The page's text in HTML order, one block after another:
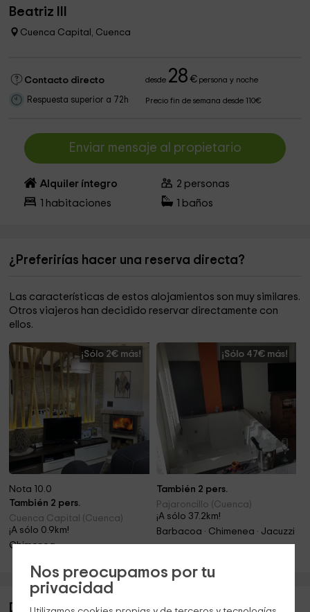
Nos preocupamos por tu
privacidad
Beatriz III
Cuenca Capital, Cuenca
Contacto directo desde 28 €persona y noche
Respuesta superior a 72h Precio fin de semana desde 110€
Enviar mensaje al propietario
Alquiler íntegro 2 personas
habitaciones baños
¿Preferirías hacer una reserva directa?
Las características de estos alojamientos son muy similares.
Otros viajeros han decidido reservar directamente con
ellos.
¡Sólo 2€ más!
Nota 10.0
También 2 pers.
Cuenca Capital (Cuenca)
¡A sólo 0.9km!
Chimenea
¡Sólo 47€ más!
También 2 pers.
Pajaroncillo (Cuenca)
¡A sólo 37.2km!
Barbacoa · Chimenea · Jacuzzi
Descripción de Beatriz III